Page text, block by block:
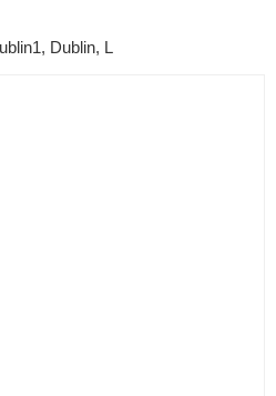
Dublin, L